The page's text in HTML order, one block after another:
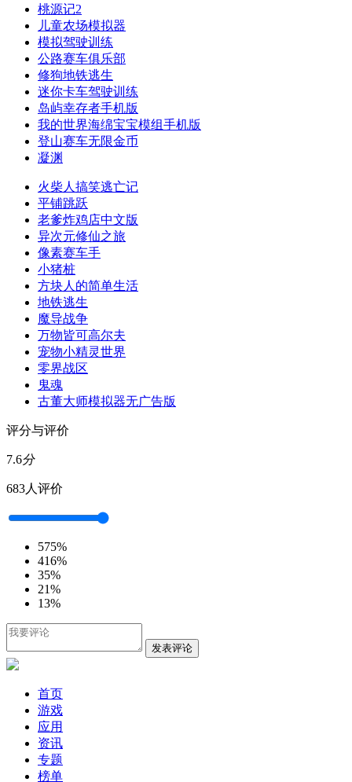
桃源记2
儿童农场模拟器
模拟驾驶训练
公路赛车俱乐部
修狗地铁逃生
迷你卡车驾驶训练
岛屿幸存者手机版
我的世界海绵宝宝模组手机版
登山赛车无限金币
凝渊
火柴人搞笑逃亡记
平铺跳跃
老爹炸鸡店中文版
异次元修仙之旅
像素赛车手
小猪桩
方块人的简单生活
地铁逃生
魔导战争
万物皆可高尔夫
宠物小精灵世界
零界战区
鬼魂
古董大师模拟器无广告版
评分与评价
7.6分
683人评价
575%
416%
35%
21%
13%
发表评论
首页
游戏
应用
资讯
专题
榜单